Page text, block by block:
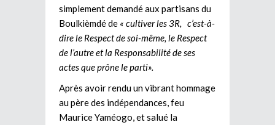
simplement demandé aux partisans du
Boulkièmdé de « cultiver les 3R, c’est-à-
dire le Respect de soi-même, le Respect
de l’autre et la Responsabilité de ses
actes que prône le parti».
Après avoir rendu un vibrant hommage
au père des indépendances, feu
Maurice Yaméogo, et salué la